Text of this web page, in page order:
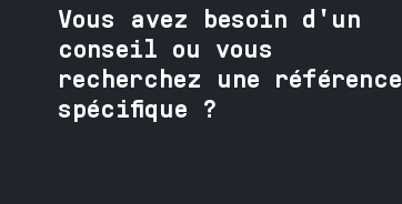
Vous avez besoin d'un
conseil ou vous
recherchez une référence
spécifique ?